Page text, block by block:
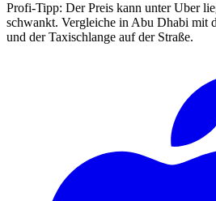
Profi-Tipp: Der Preis kann unter Uber
schwankt. Vergleiche in Abu Dhabi mit
und der Taxischlange auf der Straße.